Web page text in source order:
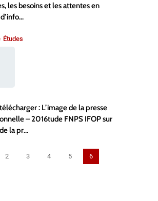
les besoins et les attentes en
: L’image de la presse
– 2016tude FNPS IFOP sur
la pr...
Études
2 3 4 5 6